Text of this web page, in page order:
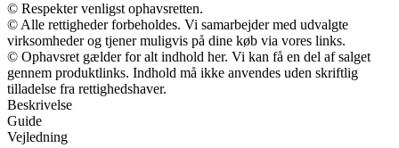
© Respekter venligst ophavsretten.
© Alle rettigheder forbeholdes. Vi samarbejder med udvalgte
virksomheder og tjener muligvis på dine køb via vores links.
© Ophavsret gælder for alt indhold her. Vi kan få en del af salget
gennem produktlinks. Indhold må ikke anvendes uden skriftlig
tilladelse fra rettighedshaver.
Beskrivelse
Guide
Vejledning